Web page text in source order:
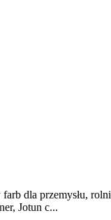
dla przemysłu,
Jotun c...